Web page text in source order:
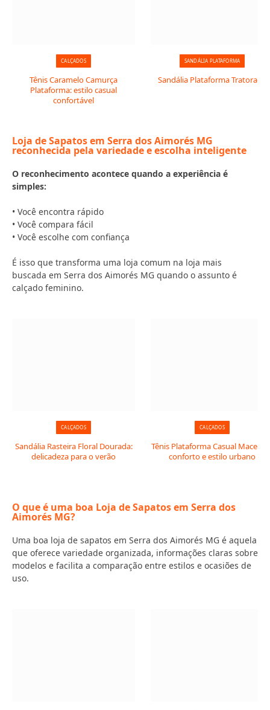
CALÇADOS
Tênis Caramelo Camurça
Plataforma: estilo casual
confortável
SANDÁLIA PLATAFORMA
Sandália Plataforma Tratorada
Loja de Sapatos em Serra dos Aimorés MG
reconhecida pela variedade e escolha inteligente
O reconhecimento acontece quando a experiência é
simples:
• Você encontra rápido
• Você compara fácil
• Você escolhe com confiança
É isso que transforma uma loja comum na loja mais
buscada em Serra dos Aimorés MG quando o assunto é
calçado feminino.
CALÇADOS
Sandália Rasteira Floral Dourada:
delicadeza para o verão
CALÇADOS
Tênis Plataforma Casual
conforto e estilo urbano
O que é uma boa Loja de Sapatos em Serra dos
Aimorés MG?
Uma boa loja de sapatos em Serra dos Aimorés MG é aquela
que oferece variedade organizada, informações claras sobre
modelos e facilita a comparação entre estilos e ocasiões de
uso.